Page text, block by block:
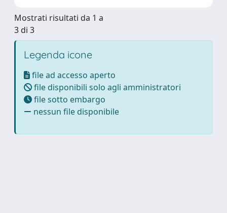
Mostrati risultati da 1 a
3 di 3
Legenda icone
file ad accesso aperto
file disponibili solo agli amministratori
file sotto embargo
nessun file disponibile